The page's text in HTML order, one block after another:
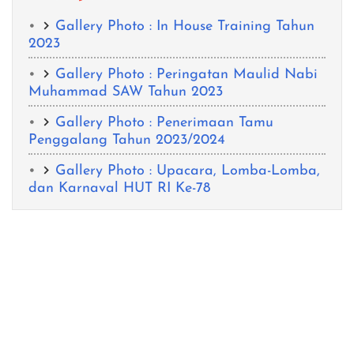
Gallery Photo : In House Training Tahun
2023
Gallery Photo : Peringatan Maulid Nabi
Muhammad SAW Tahun 2023
Gallery Photo : Penerimaan Tamu
Penggalang Tahun 2023/2024
Gallery Photo : Upacara, Lomba-Lomba,
dan Karnaval HUT RI Ke-78